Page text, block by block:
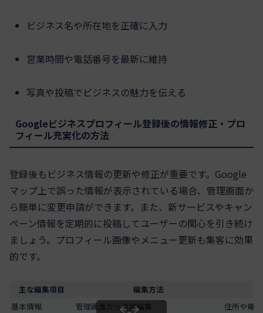
ビジネス名や所在地を正確に入力
営業時間や電話番号を最新に維持
写真や投稿でビジネスの魅力を伝える
Googleビジネスプロフィール登録後の情報修正・プロ
フィール充実化の方法
登録後もビジネス情報の更新や修正が重要です。Google
マップ上で誤った情報が表示されている場合、管理画面か
ら簡単に変更申請ができます。また、新サービスやキャン
ペーン情報を定期的に投稿してユーザーの関心を引き続け
ましょう。プロフィール画像やメニュー更新も集客に効果
的です。
主な編集項目 編集方法
基本情報
管理画面から直接編集
住所や電